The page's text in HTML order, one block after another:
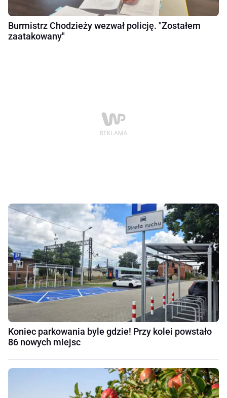
Burmistrz Chodzieży wezwał policję. "Zostałem
zaatakowany"
Koniec parkowania byle gdzie! Przy kolei powstało
86 nowych miejsc